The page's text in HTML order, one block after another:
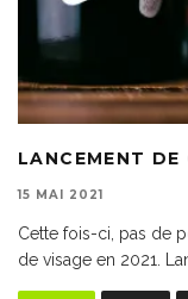
LANCEMENT
15 MAI 2021
Cette fois-ci, pas de
de visage en 2021.